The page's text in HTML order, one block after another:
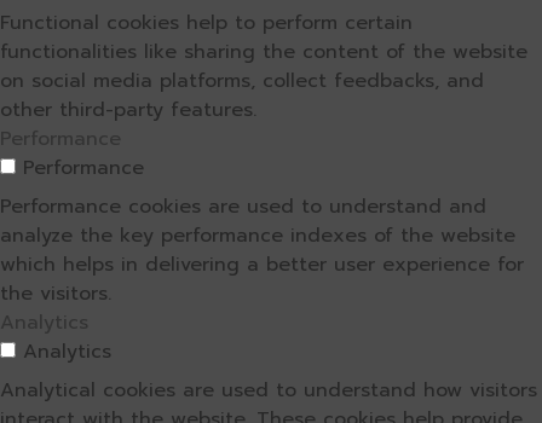
Functional cookies help to perform certain
functionalities like sharing the content of the website
on social media platforms, collect feedbacks, and
other third-party features.
Performance
Performance
Performance cookies are used to understand and
analyze the key performance indexes of the website
which helps in delivering a better user experience for
the visitors.
Analytics
Analytics
Analytical cookies are used to understand how visitors